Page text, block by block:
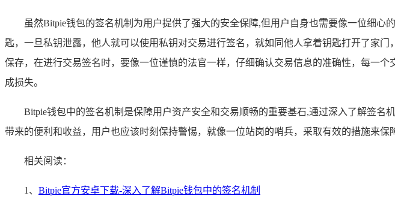
虽然Bitpie钱包的签名机制为用户提供了强大的安全保障,但用户自身也需要像一位细
匙，一旦私钥泄露，他人就可以使用私钥对交易进行签名，就如同他人拿着钥匙打开了家
保存，在进行交易签名时，要像一位谨慎的法官一样，仔细确认交易信息的准确性，每一
成损失。
Bitpie钱包中的签名机制是保障用户资产安全和交易顺畅的重要基石,通过深入了解签
带来的便利和收益，用户也应该时刻保持警惕，就像一位站岗的哨兵，采取有效的措施来保
相关阅读：
1、 Bitpie官方安卓下载-深入了解Bitpie钱包中的签名机制